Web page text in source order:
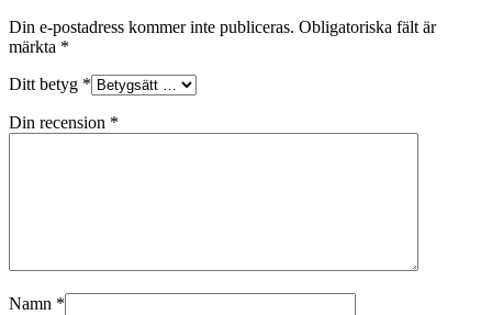
Din e-postadress kommer inte publiceras. Obligatoriska fält är
märkta *
Ditt betyg *
Din recension *
Namn *